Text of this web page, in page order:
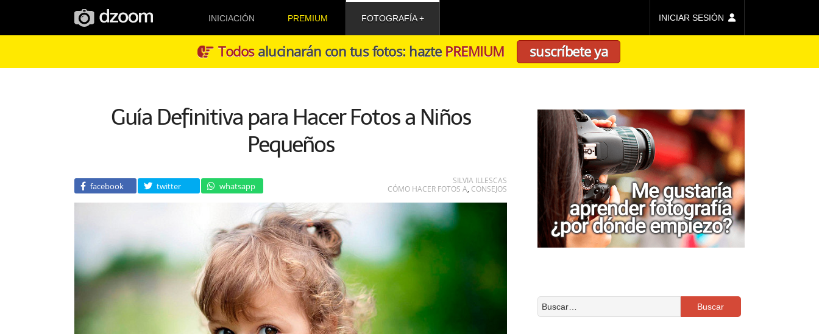
INICIACIÓN PREMIUM FOTOGRAFÍA INICIAR SESIÓN
Todosalucinarán con tus fotos: hazte PREMIUM suscríbete ya
Guía Definitiva para Hacer Fotos a Niños
Pequeños
facebook twitter whatsapp
SILVIA ILLESCAS
CÓMO HACER FOTOS A, CONSEJOS